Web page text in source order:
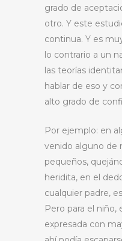
grado de
otro. Y este
continua. Y es
lo contrario a un
las teorías
hablar de eso y
alto grado de
Por ejemplo: en
venido alguno de
pequeños,
heridita, en el
cualquier padre,
Pero para el niño,
expresada con